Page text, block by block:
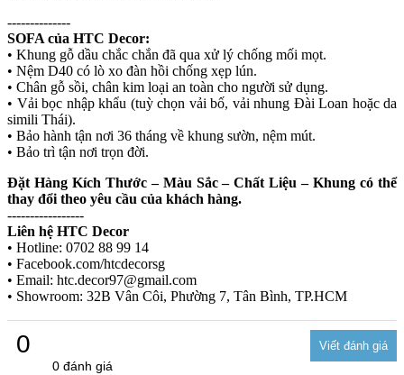
--------------
SOFA của HTC Decor:
• Khung gỗ dầu chắc chắn đã qua xử lý chống mối mọt.
• Nệm D40 có lò xo đàn hồi chống xẹp lún.
• Chân gỗ sồi, chân kim loại an toàn cho người sử dụng.
• Vải bọc nhập khẩu (tuỳ chọn vải bố, vải nhung Đài Loan hoặc da
simili Thái).
• Bảo hành tận nơi 36 tháng về khung sườn, nệm mút.
• Bảo trì tận nơi trọn đời.
Đặt Hàng Kích Thước – Màu Sắc – Chất Liệu – Khung có thể
thay đổi theo yêu cầu của khách hàng.
-----------------
Liên hệ HTC Decor
• Hotline: 0702 88 99 14
• Facebook.com/htcdecorsg
• Email: htc.decor97@gmail.com
• Showroom: 32B Vân Côi, Phường 7, Tân Bình, TP.HCM
0
0 đánh giá